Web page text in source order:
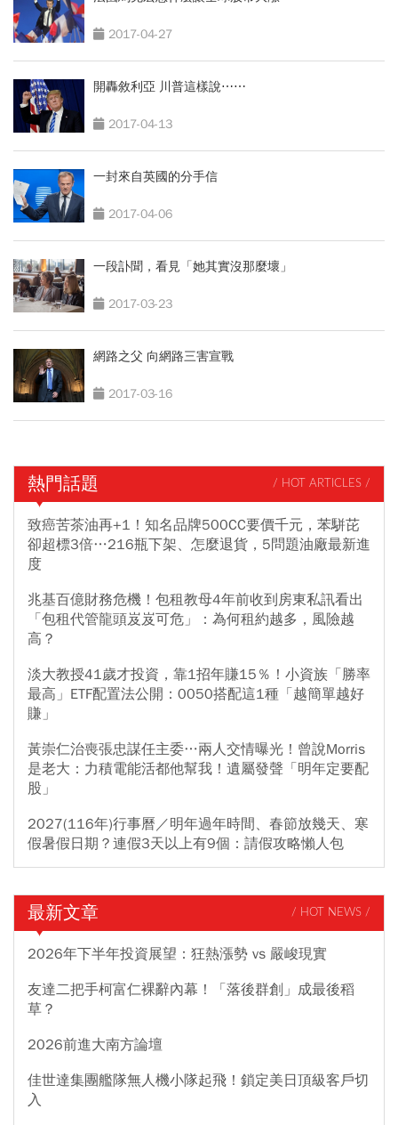
2017-04-27
開轟敘利亞 川普這樣說⋯⋯
2017-04-13
一封來自英國的分手信
2017-04-06
一段訃聞，看見「她其實沒那麼壞」
2017-03-23
網路之父 向網路三害宣戰
2017-03-16
熱門話題 / HOT ARTICLES /
致癌苦茶油再+1！知名品牌500CC要價千元，苯駢芘
卻超標3倍…216瓶下架、怎麼退貨，5問題油廠最新進
度
兆基百億財務危機！包租教母4年前收到房東私訊看出
「包租代管龍頭岌岌可危」：為何租約越多，風險越
高？
淡大教授41歲才投資，靠1招年賺15％！小資族「勝率
最高」ETF配置法公開：0050搭配這1種「越簡單越好
賺」
黃崇仁治喪張忠謀任主委…兩人交情曝光！曾說Morris
是老大：力積電能活都他幫我！遺屬發聲「明年定要配
股」
2027(116年)行事曆／明年過年時間、春節放幾天、寒
假暑假日期？連假3天以上有9個：請假攻略懶人包
最新文章 / HOT NEWS /
2026年下半年投資展望：狂熱漲勢 vs 嚴峻現實
友達二把手柯富仁裸辭內幕！「落後群創」成最後稻
草？
2026前進大南方論壇
佳世達集團艦隊無人機小隊起飛！鎖定美日頂級客戶切
入